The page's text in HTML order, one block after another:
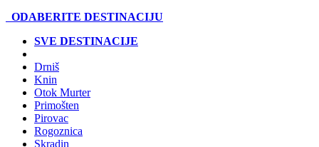
ODABERITE DESTINACIJU
SVE DESTINACIJE
Drniš
Knin
Otok Murter
Primošten
Pirovac
Rogoznica
Skradin